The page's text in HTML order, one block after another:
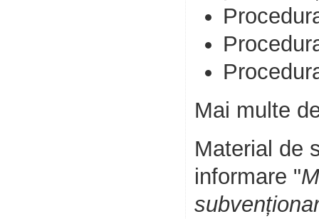
Mai multe
Material de
informare "